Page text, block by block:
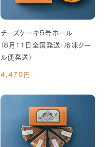
チーズケーキ５号ホール
（8月11日全国発送・冷凍クー
ル便発送）
4,470円